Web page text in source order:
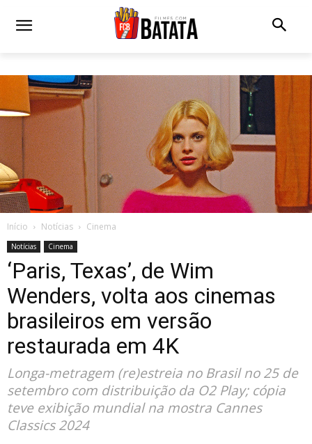
Início Notícias Cinema
Notícias Cinema
‘Paris, Texas’, de Wim
Wenders, volta aos cinemas
brasileiros em versão
restaurada em 4K
Longa-metragem (re)estreia no Brasil no 25 de
setembro com distribuição da O2 Play; cópia
teve exibição mundial na mostra Cannes
Classics 2024